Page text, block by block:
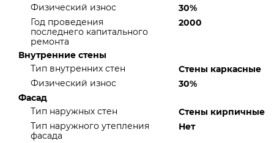
Физический износ
30%
Год проведения
последнего капитального
ремонта
2000
Внутренние стены
Тип внутренних стен
Стены каркасные
Физический износ
30%
Фасад
Тип наружных стен
Стены кирпичные
Тип наружного утепления
фасада
Нет